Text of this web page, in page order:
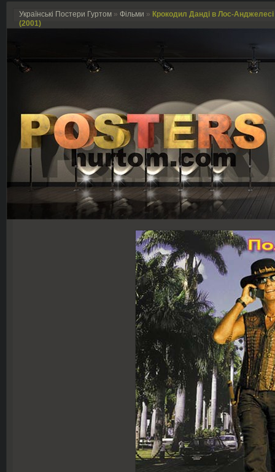
Українські Постери Гуртом » Фільми » Крокодил Данді в Лос-
(2001)